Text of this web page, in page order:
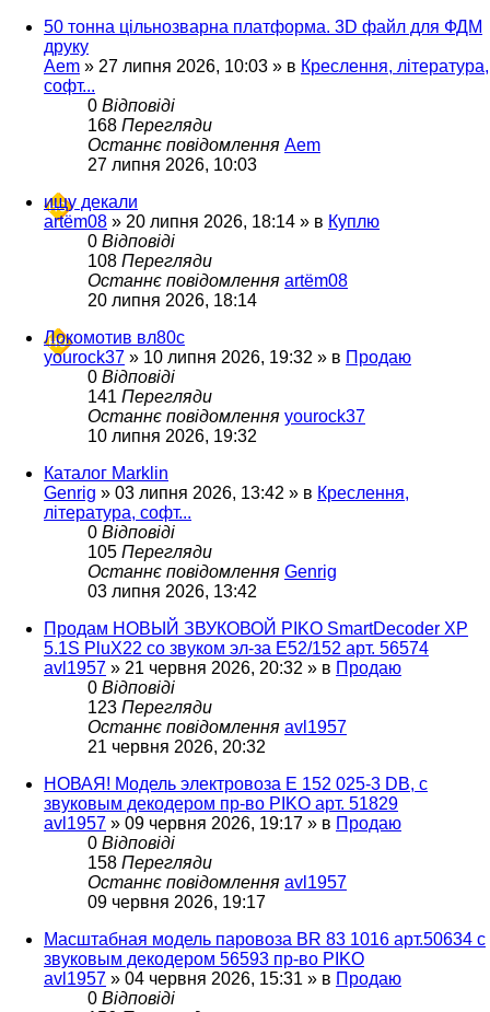
50 тонна цільнозварна платформа. 3D файл для ФДМ
друку
Aem » 27 липня 2026, 10:03 » в Креслення, література,
софт...
0 Відповіді
168 Перегляди
Останнє повідомлення Aem
27 липня 2026, 10:03
ищу декали
artëm08 » 20 липня 2026, 18:14 » в Куплю
0 Відповіді
108 Перегляди
Останнє повідомлення artëm08
20 липня 2026, 18:14
Локомотив вл80с
yourock37 » 10 липня 2026, 19:32 » в Продаю
0 Відповіді
141 Перегляди
Останнє повідомлення yourock37
10 липня 2026, 19:32
Каталог Marklin
Genrig » 03 липня 2026, 13:42 » в Креслення,
література, софт...
0 Відповіді
105 Перегляди
Останнє повідомлення Genrig
03 липня 2026, 13:42
Продам НОВЫЙ ЗВУКОВОЙ PIKO SmartDecoder XP
5.1S PluX22 со звуком эл-за Е52/152 арт. 56574
avl1957 » 21 червня 2026, 20:32 » в Продаю
0 Відповіді
123 Перегляди
Останнє повідомлення avl1957
21 червня 2026, 20:32
НОВАЯ! Модель электровоза Е 152 025-3 DB, с
звуковым декодером пр-во PIKO арт. 51829
avl1957 » 09 червня 2026, 19:17 » в Продаю
0 Відповіді
158 Перегляди
Останнє повідомлення avl1957
09 червня 2026, 19:17
Масштабная модель паровоза BR 83 1016 арт.50634 с
звуковым декодером 56593 пр-во PIKO
avl1957 » 04 червня 2026, 15:31 » в Продаю
0 Відповіді